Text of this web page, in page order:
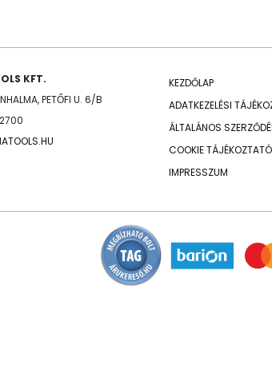
KFT.
PETŐFI U. 6/B
KEZDŐLAP
ADATKEZELÉSI
ÁLTALÁNOS
COOKIE TÁJÉKOZTATÓ
IMPRESSZUM